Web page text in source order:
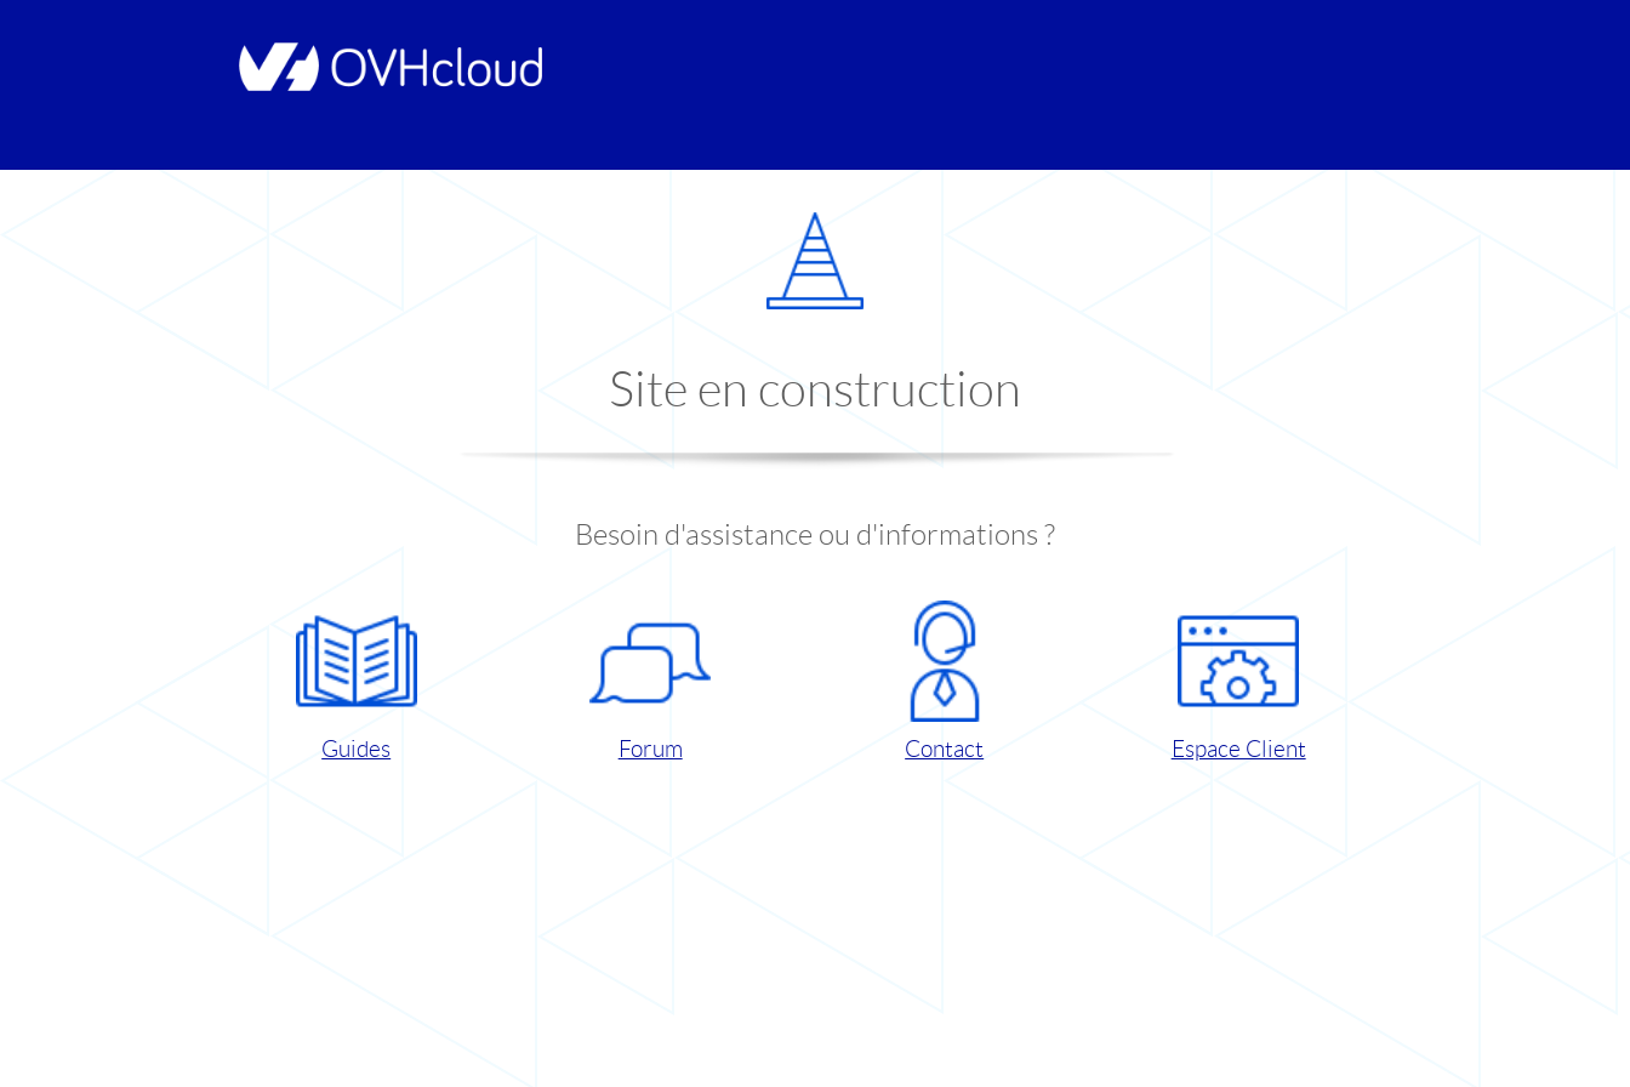
Site en construction
Besoin d'assistance ou d'informations ?
Guides Forum Contact Espace Client